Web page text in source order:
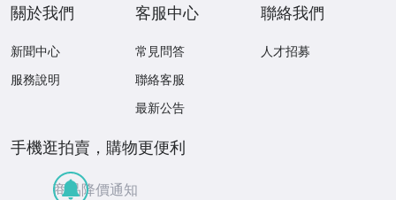
關於我們
新聞中心
服務說明
客服中心
常見問答
聯絡客服
最新公告
聯絡我們
人才招募
手機逛拍賣，購物更便利
商品降價通知